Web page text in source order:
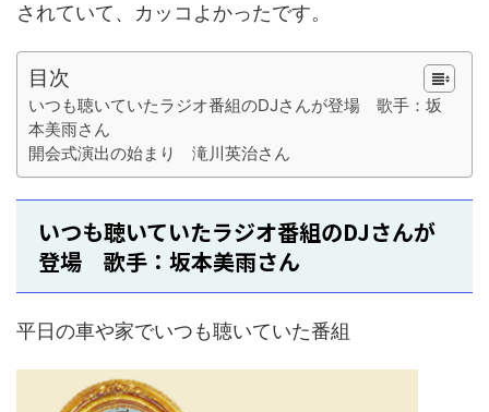
されていて、カッコよかったです。
目次
いつも聴いていたラジオ番組のDJさんが登場 歌手：坂
本美雨さん
開会式演出の始まり 滝川英治さん
いつも聴いていたラジオ番組のDJさんが
登場 歌手：坂本美雨さん
平日の車や家でいつも聴いていた番組